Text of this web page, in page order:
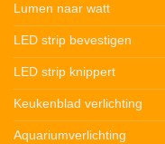
Lumen naar watt
LED strip bevestigen
LED strip knippert
Keukenblad verlichting
Aquariumverlichting